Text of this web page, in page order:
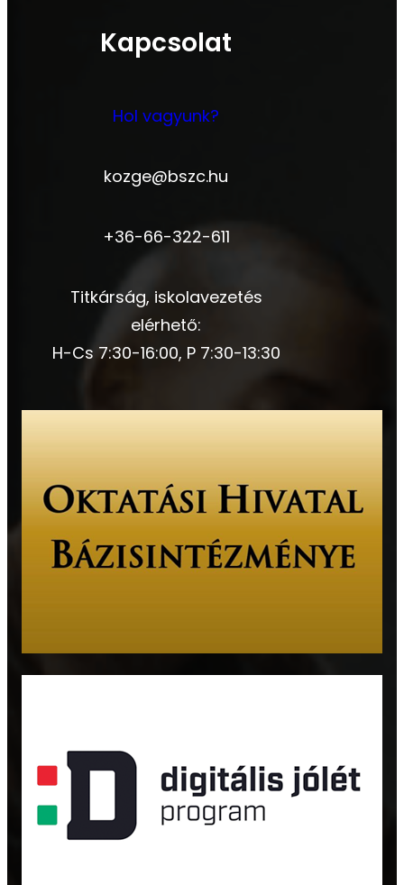
Kapcsolat
Hol vagyunk?
kozge@bszc.hu
+36-66-322-611
Titkárság, iskolavezetés
elérhető:
H-Cs 7:30-16:00, P 7:30-13:30